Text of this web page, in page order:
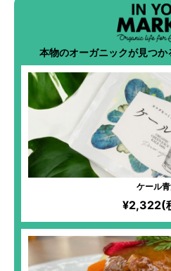
本物のオーガニックが見つ
ケール
¥2,322(